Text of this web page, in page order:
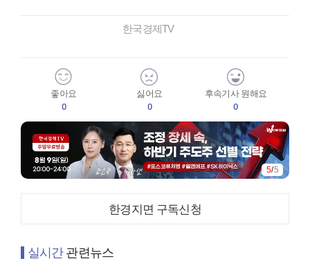
한국경제TV
좋아요
0
싫어요
0
후속기사 원해요
0
5/5
한경지면 구독신청
실시간관련뉴스